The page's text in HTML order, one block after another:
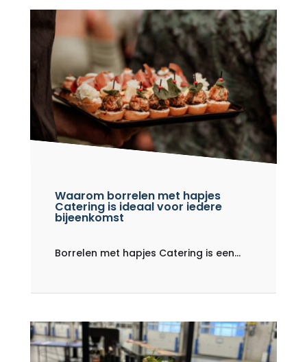
Waarom borrelen met hapjes
Catering is ideaal voor iedere
bijeenkomst
Borrelen met hapjes Catering is een...